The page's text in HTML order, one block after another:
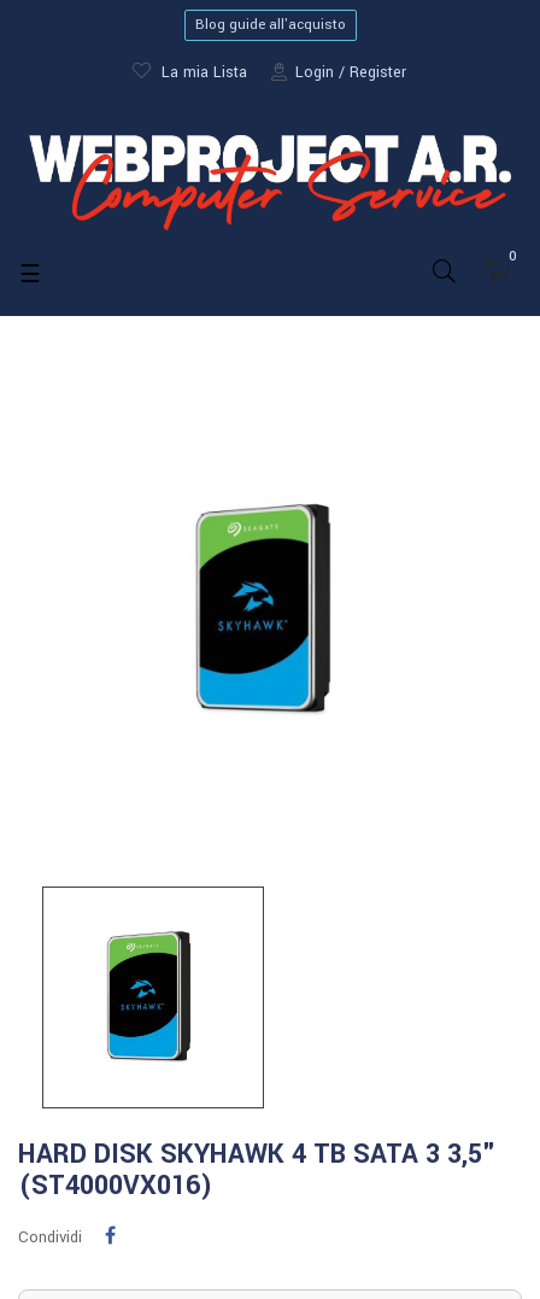
Blog guide all'acquisto
La mia Lista Login Register
0
navigazione
☰
HARD DISK SKYHAWK 4 TB SATA 3 3,5"
(ST4000VX016)
Condividi